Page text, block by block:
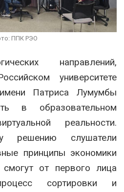
ППК РЭО
направлений,
университете
Патриса Лумумбы
в образовательном
реальности.
решению слушатели
принципы экономики
смогут от первого лица
сортировки и